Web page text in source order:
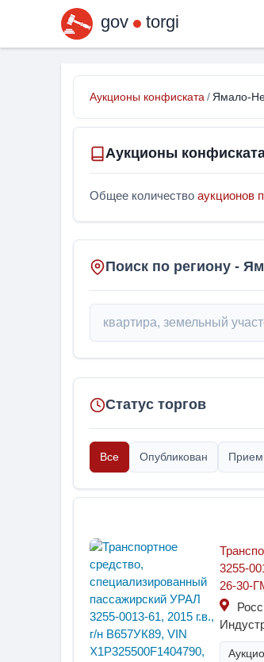
gov torgi
Аукционы конфиската / Ямало-
Аукционы
Общее количество аукционов
Поиск по региону -
Статус торгов
Все Опубликован Прием
3255-
26-30-